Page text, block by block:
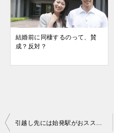
結婚前に同棲するのって、賛
成？反対？
投
引越し先には始発駅がおススメ？ 始発駅物件が良い理由